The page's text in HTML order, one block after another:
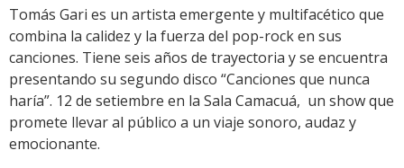
Link
Tomás Gari es un artista emergente y multifacético que
combina la calidez y la fuerza del pop-rock en sus
canciones. Tiene seis años de trayectoria y se encuentra
presentando su segundo disco “Canciones que nunca
haría”. 12 de setiembre en la Sala Camacuá, un show que
promete llevar al público a un viaje sonoro, audaz y
emocionante.